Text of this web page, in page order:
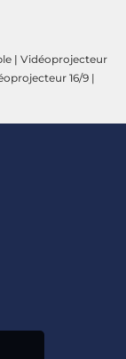
| Vidéoprojecteur
16/9 |